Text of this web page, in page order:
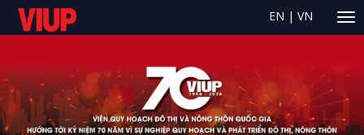
EN | VN